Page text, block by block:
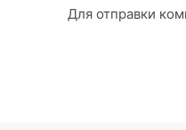
Для отправки